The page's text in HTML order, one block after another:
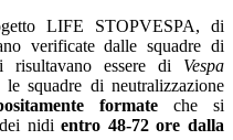
LIFE STOPVESPA, di
verificate dalle squadre di
risultavano essere di Vespa
squadre di neutralizzazione
formate che si
dei nidientro 48-72 ore dalla